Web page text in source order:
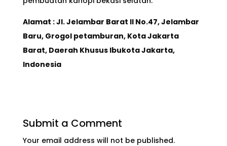
Alamat : Jl. Jelambar Barat II No.47, Jelambar
Baru, Grogol petamburan, Kota Jakarta
Barat, Daerah Khusus Ibukota Jakarta,
Indonesia
Submit a Comment
Your email address will not be published.